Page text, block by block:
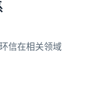
信在相关领域